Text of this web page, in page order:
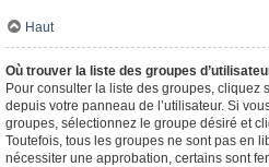
Haut
Où trouver la liste des groupes
Pour consulter la liste des groupes, cliquez
depuis votre panneau de l’utilisateur. Si
groupes, sélectionnez le groupe désiré et
Toutefois, tous les groupes ne sont pas en
nécessiter une approbation, certains sont